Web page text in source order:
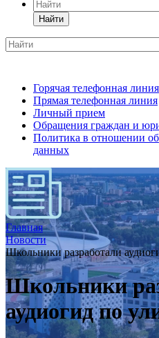
Найти
Горячая телефонная линия
Прямая телефонная линия
Личный прием
Обращения граждан и
Политика в отношении
данных
Главная
Новости
Школьники разработали
Школьники
аудиогид по